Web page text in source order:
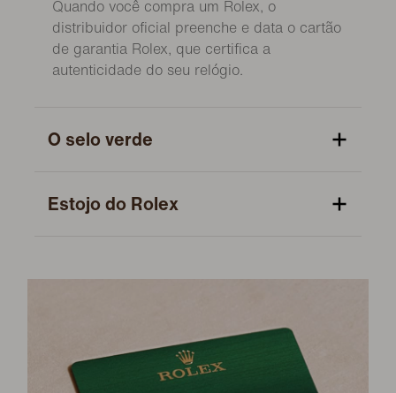
Quando você compra um Rolex, o
distribuidor oficial preenche e data o cartão
de garantia Rolex, que certifica a
autenticidade do seu relógio.
O selo verde
Estojo do Rolex